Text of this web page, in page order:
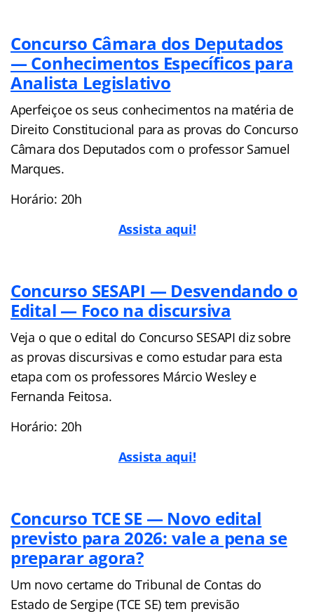
Concurso Câmara dos Deputados
— Conhecimentos Específicos para
Analista Legislativo
Aperfeiçoe os seus conhecimentos na matéria de
Direito Constitucional para as provas do Concurso
Câmara dos Deputados com o professor Samuel
Marques.
Horário: 20h
Assista aqui!
Concurso SESAPI — Desvendando o
Edital — Foco na discursiva
Veja o que o edital do Concurso SESAPI diz sobre
as provas discursivas e como estudar para esta
etapa com os professores Márcio Wesley e
Fernanda Feitosa.
Horário: 20h
Assista aqui!
Concurso TCE SE — Novo edital
previsto para 2026: vale a pena se
preparar agora?
Um novo certame do Tribunal de Contas do
Estado de Sergipe (TCE SE) tem previsão